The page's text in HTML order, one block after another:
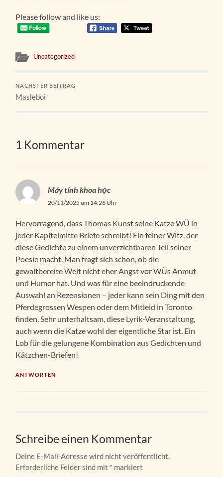
Please follow and like us:
Uncategorized
NÄCHSTER BEITRAG
Masleboi
1 Kommentar
Máy tính khoa học
20/11/2025 um 14:26 Uhr
Hervorragend, dass Thomas Kunst seine Katze WÜ in
jeder Kapitelmitte Briefe schreibt! Ein feiner Witz, der
diese Gedichte zu einem unverzichtbaren Teil seiner
Poesie macht. Man fragt sich schon, ob die
gewaltbereite Welt nicht eher Angst vor WÜs Anmut
und Humor hat. Und was für eine beeindruckende
Auswahl an Rezensionen – jeder kann sein Ding mit den
Pferdegrossen Wespen oder dem Mitleid in Toronto
finden. Sehr unterhaltsam, diese Lyrik-Veranstaltung,
auch wenn die Katze wohl der eigentliche Star ist. Ein
Lob für die gelungene Kombination aus Gedichten und
Kätzchen-Briefen!
ANTWORTEN
Schreibe einen Kommentar
Deine E-Mail-Adresse wird nicht veröffentlicht.
Erforderliche Felder sind mit * markiert